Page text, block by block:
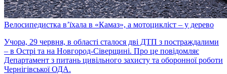
Велосипедистка в’їхала в «Камаз», а мотоцикліст – у дерево
Учора, 29 червня, в області сталося дві ДТП з постраждалими
– в Острі та на Новгород-Сіверщині. Про це повідомляє
Департамент з питань цивільного захисту та оборонної роботи
Чернігівської ОДА.